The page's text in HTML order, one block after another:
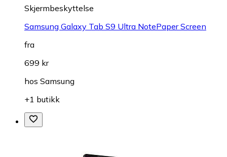
Skjermbeskyttelse
Samsung Galaxy Tab S9 Ultra NotePaper Screen
fra
699 kr
hos Samsung
+1 butikk